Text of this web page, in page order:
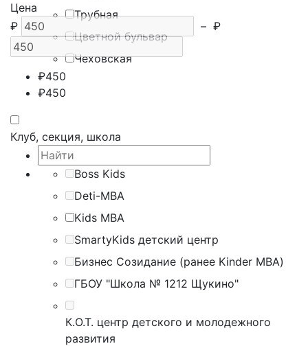
Трубная
Цветной бульвар
Чеховская
Цена
₽
– ₽
₽450
₽450
Клуб, секция, школа
Boss Kids
Deti-MBA
Kids MBA
SmartyKids детский центр
Бизнес Созидание (ранее Kinder MBA)
ГБОУ "Школа № 1212 Щукино"
К.О.Т. центр детского и молодежного
развития